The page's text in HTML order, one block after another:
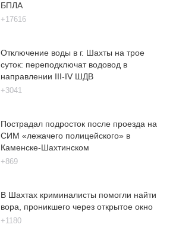
БПЛА
+17616
Отключение воды в г. Шахты на трое
суток: переподключат водовод в
направлении III-IV ШДВ
+3041
Пострадал подросток после проезда на
СИМ «лежачего полицейского» в
Каменске-Шахтинском
+869
В Шахтах криминалисты помогли найти
вора, проникшего через открытое окно
+1180